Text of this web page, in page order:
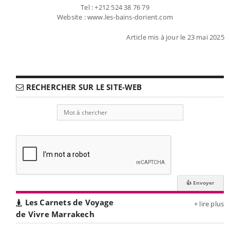
Tel : +212 524 38 76 79
Website : www.les-bains-dorient.com
Article mis à jour le 23 mai 2025
RECHERCHER SUR LE SITE-WEB
Les Carnets de Voyage
de Vivre Marrakech
+ lire plus